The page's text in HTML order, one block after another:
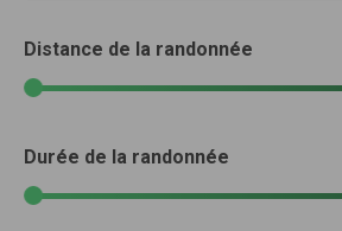
Distance de la randonnée
Durée de la randonnée